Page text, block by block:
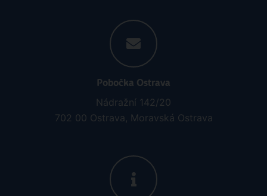
Pobočka Ostrava
Nádražní 142/20
702 00 Ostrava, Moravská Ostrava